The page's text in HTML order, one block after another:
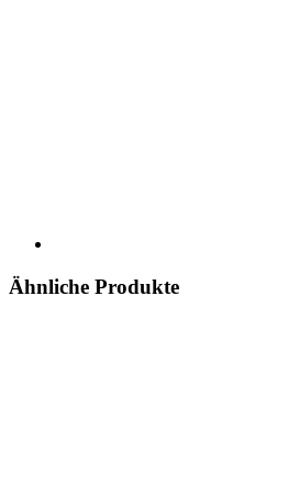
Ähnliche Produkte